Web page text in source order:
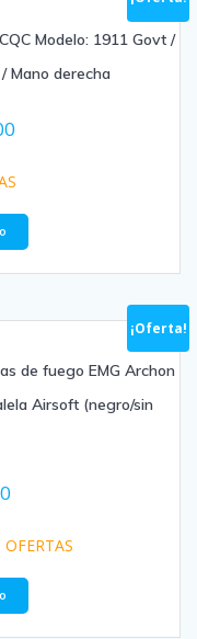
Modelo: 1911 Govt /
Mano derecha
¡Oferta!
de fuego EMG Archon
Airsoft (negro/sin
OFERTAS